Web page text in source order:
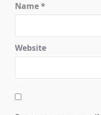
Name*
Website